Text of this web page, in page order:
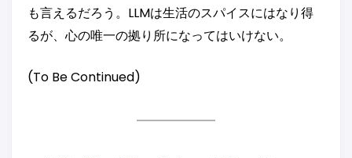
も言えるだろう。LLMは生活のスパイスにはなり得
るが、心の唯一の拠り所になってはいけない。
(To Be Continued)